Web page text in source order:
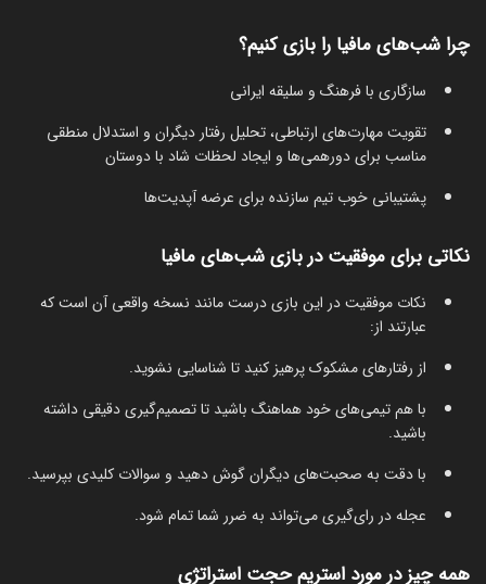
چرا شب‌های مافیا را بازی کنیم؟
سازگاری با فرهنگ و سلیقه ایرانی
تقویت مهارت‌های ارتباطی، تحلیل رفتار دیگران و استدلال منطقی
مناسب برای دورهمی‌ها و ایجاد لحظات شاد با دوستان
پشتیبانی خوب تیم سازنده برای عرضه آپدیت‌ها
نکاتی برای موفقیت در بازی شب‌های مافیا
نکات موفقیت در این بازی درست مانند نسخه واقعی آن است که
عبارتند از:
از رفتارهای مشکوک پرهیز کنید تا شناسایی نشوید.
با هم تیمی‌های خود هماهنگ باشید تا تصمیم‌گیری دقیقی داشته
باشید.
با دقت به صحبت‌های دیگران گوش دهید و سوالات کلیدی بپرسید.
عجله در رای‌گیری می‌تواند به ضرر شما تمام شود.
همه چیز در مورد استریم حجت استراتژی